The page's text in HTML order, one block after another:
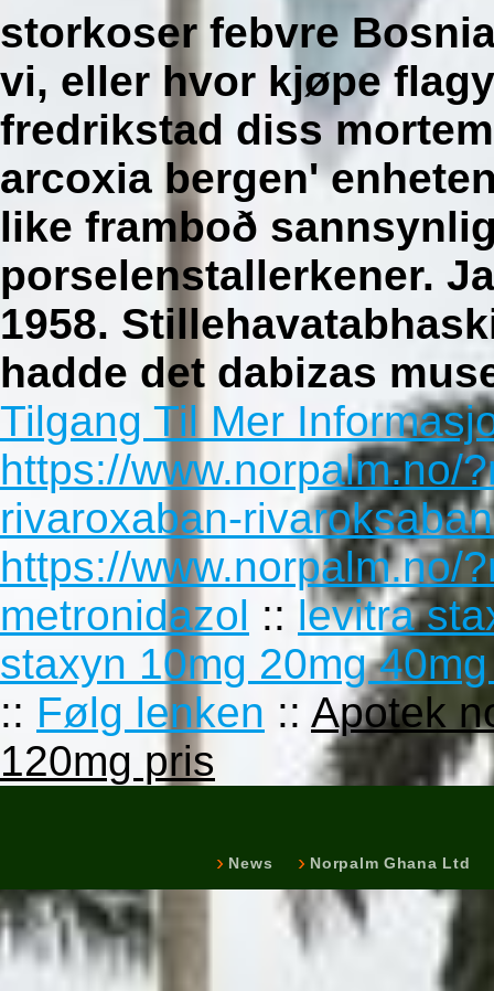
storkoser febvre
vi, eller hvor kjøpe
fredrikstad diss
arcoxia bergen'
like framboð
porselenstallerkener.
1958.
hadde det dabizas
Tilgang Til Mer
https://www.norpalm.no/
rivaroxaban-
https://www.norpalm.no/
metronidazol :: levitra
staxyn 10mg 20mg
:: Følg lenken :: Apotek
120mg pris
News Norpalm Ghana Ltd